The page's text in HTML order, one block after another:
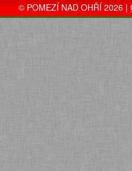
© POMEZÍ NAD OHŘÍ 2026 |